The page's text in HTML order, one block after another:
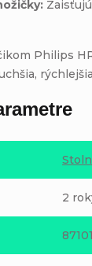
Philips
2